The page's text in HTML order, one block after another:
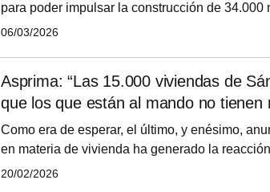
para poder impulsar la construcción de 34.000
estudio del sector inmobiliario. El informe
escasez de vivienda disponible
06/03/2026
Asprima: “Las 15.000 viviendas de
que los que están al mando no tienen
Como era de esperar, el último, y enésimo,
en materia de vivienda ha generado la
sector inmobiliario, entre ellos la presidenta de
20/02/2026